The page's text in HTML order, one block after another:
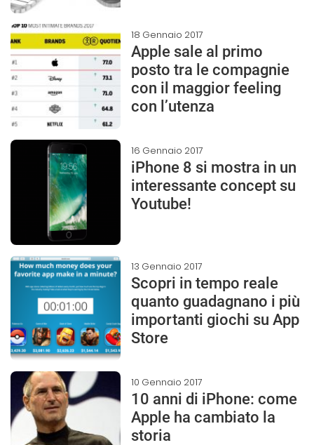
18 Gennaio 2017
Apple sale al primo
posto tra le compagnie
con il maggior feeling
con l’utenza
16 Gennaio 2017
iPhone 8 si mostra in un
interessante concept su
Youtube!
13 Gennaio 2017
Scopri in tempo reale
quanto guadagnano i più
importanti giochi su App
Store
10 Gennaio 2017
10 anni di iPhone: come
Apple ha cambiato la
storia